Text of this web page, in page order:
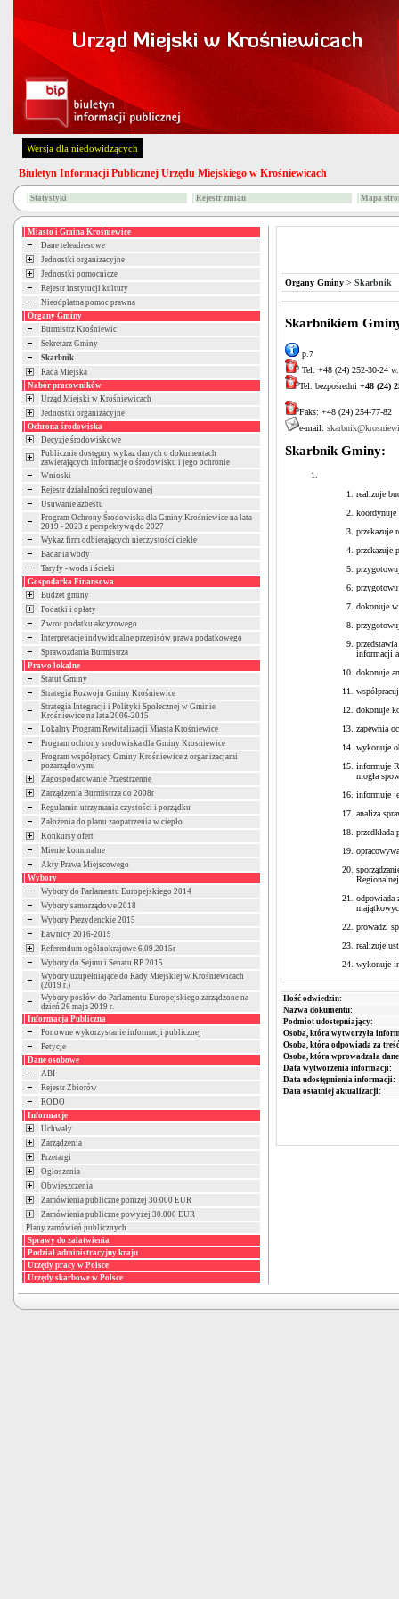
Wersja dla niedowidzących
Biuletyn Informacji Publicznej Urzędu Miejskiego w Krośniewicach
Statystyki Rejestr zmian Mapa
Miasto i Gmina Krośniewice
Dane teleadresowe
Jednostki organizacyjne
Jednostki pomocnicze
Rejestr instytucji kultury
Nieodpłatna pomoc prawna
Organy Gminy
Burmistrz Krośniewic
Sekretarz Gminy
Skarbnik
Rada Miejska
Nabór pracowników
Urząd Miejski w Krośniewicach
Jednostki organizacyjne
Ochrona środowiska
Decyzje środowiskowe
Publicznie dostępny wykaz danych o dokumentach
zawierających informacje o środowisku i jego ochronie
Wnioski
Rejestr działalności regulowanej
Usuwanie azbestu
Program Ochrony Środowiska dla Gminy Krośniewice na lata
2019 - 2023 z perspektywą do 2027
Wykaz firm odbierających nieczystości ciekłe
Badania wody
Taryfy - woda i ścieki
Gospodarka Finansowa
Budżet gminy
Podatki i opłaty
Zwrot podatku akcyzowego
Interpretacje indywidualne przepisów prawa podatkowego
Sprawozdania Burmistrza
Prawo lokalne
Statut Gminy
Strategia Rozwoju Gminy Krośniewice
Strategia Integracji i Polityki Społecznej w Gminie
Krośniewice na lata 2006-2015
Lokalny Program Rewitalizacji Miasta Krośniewice
Program ochrony srodowiska dla Gminy Krosniewice
Program współpracy Gminy Krośniewice z organizacjami
pozarządowymi
Zagospodarowanie Przestrzenne
Zarządzenia Burmistrza do 2008r
Regulamin utrzymania czystości i porządku
Założenia do planu zaopatrzenia w ciepło
Konkursy ofert
Mienie komunalne
Akty Prawa Miejscowego
Wybory
Wybory do Parlamentu Europejskiego 2014
Wybory samorządowe 2018
Wybory Prezydenckie 2015
Ławnicy 2016-2019
Referendum ogólnokrajowe 6.09.2015r
Wybory do Sejmu i Senatu RP 2015
Wybory uzupełniające do Rady Miejskiej w Krośniewicach
(2019 r.)
Wybory posłów do Parlamentu Europejskiego zarządzone na
dzień 26 maja 2019 r.
Informacja Publiczna
Ponowne wykorzystanie informacji publicznej
Petycje
Dane osobowe
ABI
Rejestr Zbiorów
RODO
Informacje
Uchwały
Zarządzenia
Przetargi
Ogłoszenia
Obwieszczenia
Zamówienia publiczne poniżej 30.000 EUR
Zamówienia publiczne powyżej 30.000 EUR
Plany zamówień publicznych
Sprawy do załatwienia
Podział administracyjny kraju
Urzędy pracy w Polsce
Urzędy skarbowe w Polsce
Organy Gminy > Skarbnik
Skarbnikiem
p.7
Tel. +48 (24) 252-30-24
Tel. bezpośredni +48 (24)
Faks: +48 (24) 254-77-82
e-mail:
Skarbnik Gminy:
realizuje
koordynuje
przekazuje
przekazuje
dokonuje
informacji
dokonuje
dokonuje
zapewnia
wykonuje
informuje
mogła
informuje
analiza
odpowiada
prowadzi
realizuje
wykonuje
Ilość odwiedzin:
Nazwa dokumentu:
Podmiot udostępniający:
Osoba, która wytworzyła
Osoba, która odpowiada za
Osoba, która wprowadzała
Data wytworzenia informacji:
Data udostępnienia informacji:
Data ostatniej aktualizacji: